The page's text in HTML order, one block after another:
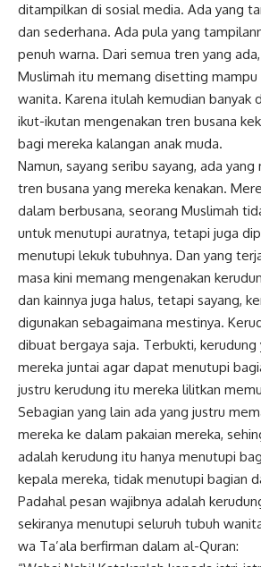
ditampilkan di sosial media. Ada yang
dan sederhana. Ada pula yang
penuh warna. Dari semua tren yang
Muslimah itu memang disetting
wanita. Karena itulah kemudian banyak
ikut-ikutan mengenakan tren busana
bagi mereka kalangan anak muda.
Namun, sayang seribu sayang, ada
tren busana yang mereka kenakan.
dalam berbusana, seorang Muslimah
untuk menutupi auratnya, tetapi juga
menutupi lekuk tubuhnya. Dan yang
masa kini memang mengenakan
dan kainnya juga halus, tetapi sayang,
digunakan sebagaimana mestinya.
dibuat bergaya saja. Terbukti, kerudung
mereka juntai agar dapat menutupi
justru kerudung itu mereka lilitkan
Sebagian yang lain ada yang justru
mereka ke dalam pakaian mereka,
adalah kerudung itu hanya menutupi
kepala mereka, tidak menutupi bagian
Padahal pesan wajibnya adalah
sekiranya menutupi seluruh tubuh
wa Ta’ala berfirman dalam al-Quran: